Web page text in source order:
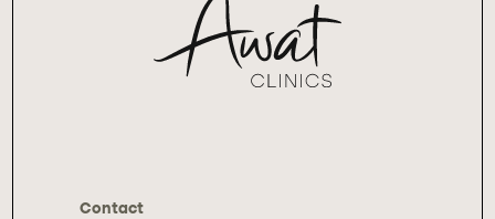
Contact